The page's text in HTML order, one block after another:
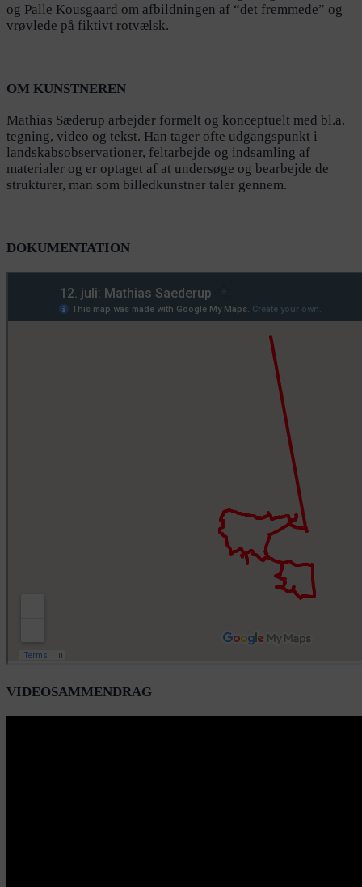
og Palle Kousgaard om afbildningen af “det fremmede” og
vrøvlede på fiktivt rotvælsk.
OM KUNSTNEREN
Mathias Sæderup arbejder formelt og konceptuelt med bl.a.
tegning, video og tekst. Han tager ofte udgangspunkt i
landskabsobservationer, feltarbejde og indsamling af
materialer og er optaget af at undersøge og bearbejde de
strukturer, man som billedkunstner taler gennem.
DOKUMENTATION
VIDEOSAMMENDRAG